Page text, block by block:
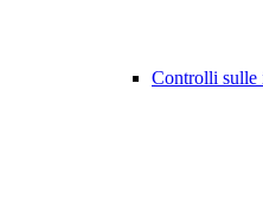
Controlli sulle